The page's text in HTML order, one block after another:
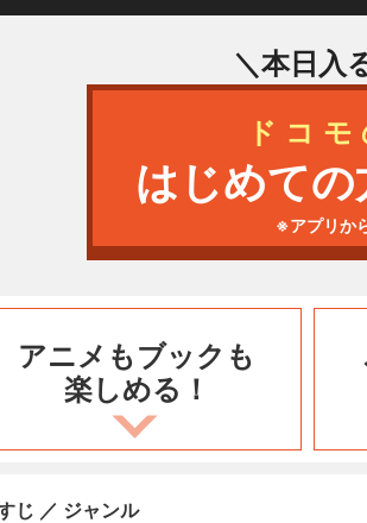
＼本日入
ドコ
はじめて
※アプリか
アニメもブックも
楽しめる！
じ ／ ジャンル